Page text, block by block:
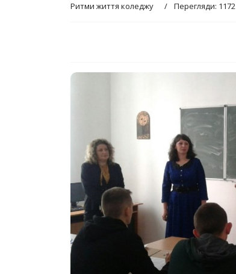
Ритми життя коледжу Перегляди: 1172